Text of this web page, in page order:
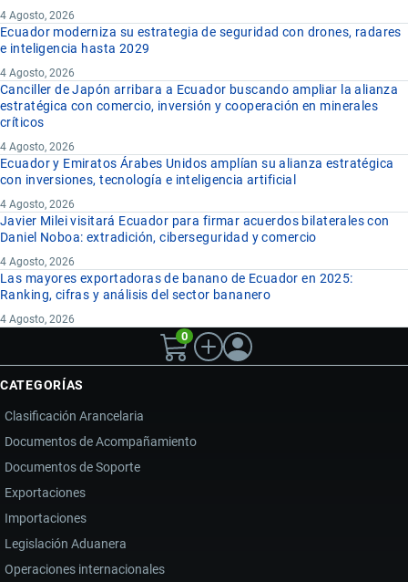
4 Agosto, 2026
Ecuador moderniza su estrategia de seguridad con drones, radares
e inteligencia hasta 2029
4 Agosto, 2026
Canciller de Japón arribara a Ecuador buscando ampliar la alianza
estratégica con comercio, inversión y cooperación en minerales
críticos
4 Agosto, 2026
Ecuador y Emiratos Árabes Unidos amplían su alianza estratégica
con inversiones, tecnología e inteligencia artificial
4 Agosto, 2026
Javier Milei visitará Ecuador para firmar acuerdos bilaterales con
Daniel Noboa: extradición, ciberseguridad y comercio
4 Agosto, 2026
Las mayores exportadoras de banano de Ecuador en 2025:
Ranking, cifras y análisis del sector bananero
4 Agosto, 2026
0
CATEGORÍAS
Clasificación Arancelaria
Documentos de Acompañamiento
Documentos de Soporte
Exportaciones
Importaciones
Legislación Aduanera
Operaciones internacionales